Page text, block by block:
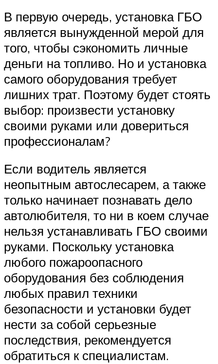
В первую очередь, установка ГБО
является вынужденной мерой для
того, чтобы сэкономить личные
деньги на топливо. Но и установка
самого оборудования требует
лишних трат. Поэтому будет стоять
выбор: произвести установку
своими руками или довериться
профессионалам?
Если водитель является
неопытным автослесарем, а также
только начинает познавать дело
автолюбителя, то ни в коем случае
нельзя устанавливать ГБО своими
руками. Поскольку установка
любого пожароопасного
оборудования без соблюдения
любых правил техники
безопасности и установки будет
нести за собой серьезные
последствия, рекомендуется
обратиться к специалистам.